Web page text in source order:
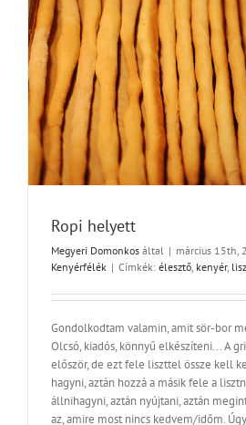
Ropi helyett
Megyeri Domonkos által | március 15th,
Kenyérfélék | Címkék: élesztő, kenyér,
Gondolkodtam valamin, amit sör-bor
Olcsó, kiadós, könnyű elkészíteni... A
először, de ezt fele liszttel össze kell
hagyni, aztán hozzá a másik fele a
állnihagyni, aztán nyújtani, aztán
az, amire most nincs kedvem/időm.